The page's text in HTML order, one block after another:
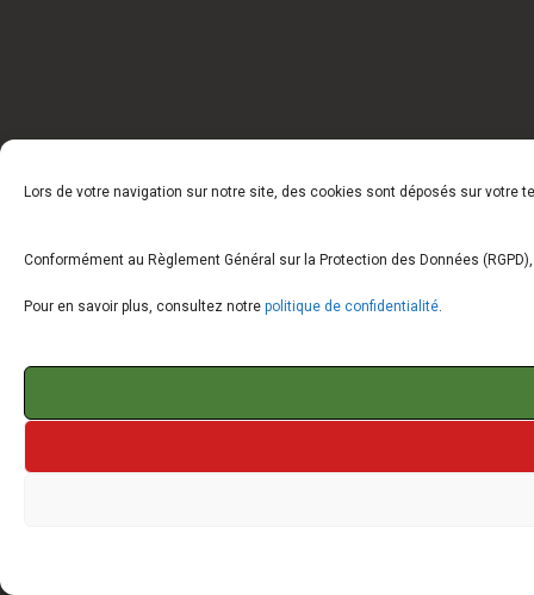
Lors de votre navigation sur notre site, des cookies sont déposés sur votre
Conformément au Règlement Général sur la Protection des Données
Pour en savoir plus, consultez notre politique de confidentialité.